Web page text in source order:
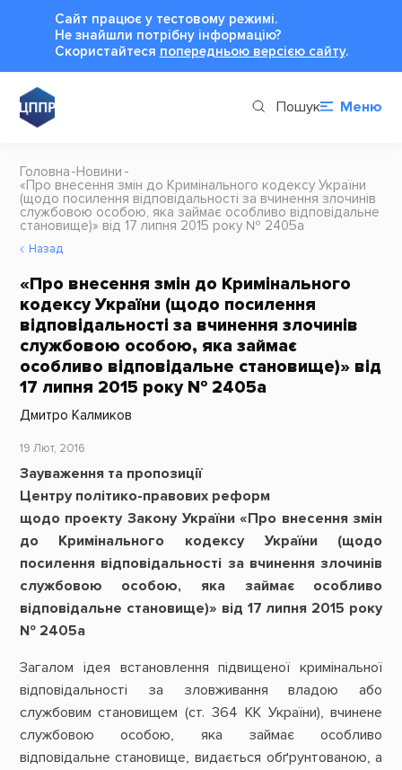
Сайт працює у тестовому режимі.
Не знайшли потрібну інформацію?
Cкористайтеся попередньою версією сайту.
Пошук Меню
Головна Новини
«Про внесення змін до Кримінального кодексу України
(щодо посилення відповідальності за вчинення злочинів
службовою особою, яка займає особливо відповідальне
становище)» від 17 липня 2015 року № 2405а
Назад
«Про внесення змін до Кримінального
кодексу України (щодо посилення
відповідальності за вчинення злочинів
службовою особою, яка займає
особливо відповідальне становище)» від
17 липня 2015 року № 2405а
Дмитро Калмиков
19 Лют, 2016
Зауваження та пропозиції
Центру політико-правових реформ
щодо проекту Закону України «Про внесення змін
до Кримінального кодексу України (щодо
посилення відповідальності за вчинення злочинів
службовою особою, яка займає особливо
відповідальне становище)» від 17 липня 2015 року
№ 2405а
Загалом ідея встановлення підвищеної кримінальної
відповідальності за зловживання владою або
службовим становищем (ст. 364 КК України), вчинене
службовою особою, яка займає особливо
відповідальне становище, видається обґрунтованою, а